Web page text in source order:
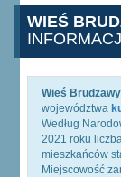
WIEŚ
Wieś Brudzawy
województwa
Według
2021 roku
mieszkańców
Miejscowość